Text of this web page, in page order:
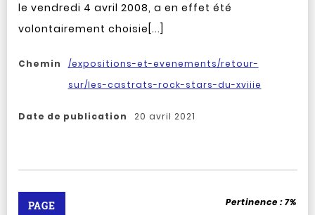
le vendredi 4 avril 2008, a en effet été
volontairement choisie[...]
Chemin
/expositions-et-evenements/retour-
sur/les-castrats-rock-stars-du-xviiie
Date de publication 20 avril 2021
PAGE Pertinence :7%